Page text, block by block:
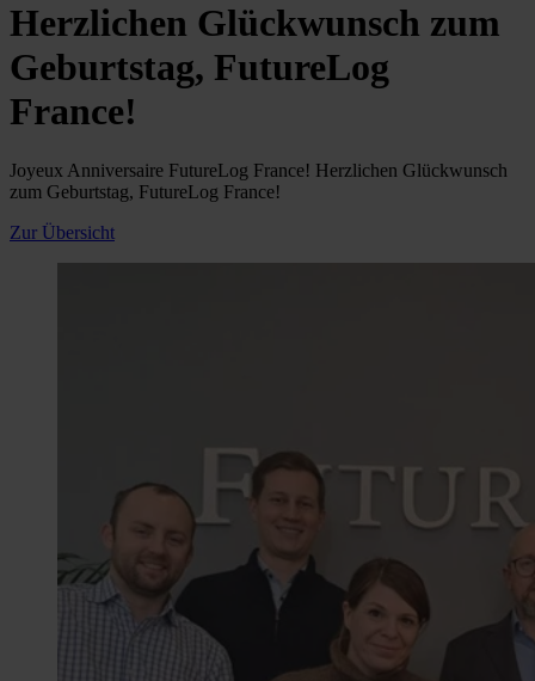
Herzlichen Glückwunsch zum
Geburtstag, FutureLog
France!
Joyeux Anniversaire FutureLog France! Herzlichen Glückwunsch
zum Geburtstag, FutureLog France!
Zur Übersicht